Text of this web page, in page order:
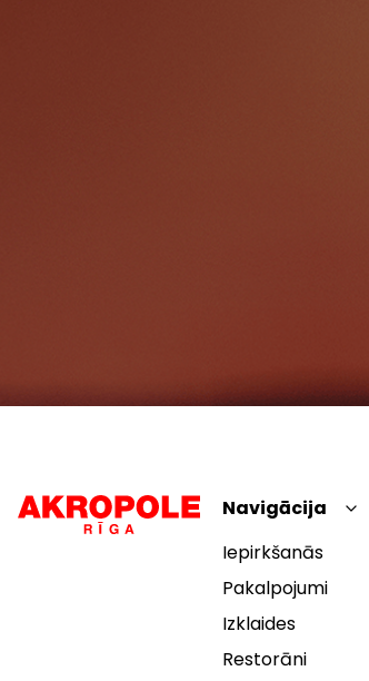
Navigācija
Iepirkšanās
Pakalpojumi
Izklaides
Restorāni